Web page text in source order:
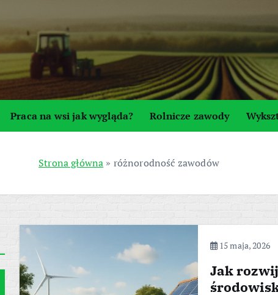
Praca na wsi jak wygląda? Rolnicze zawody
Strona główna » różnorodność zawodów
15 maja, 2026
Jak